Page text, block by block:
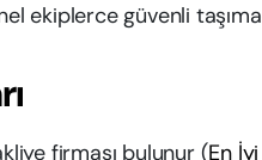
ekiplerce güvenli
firması bulunur (En